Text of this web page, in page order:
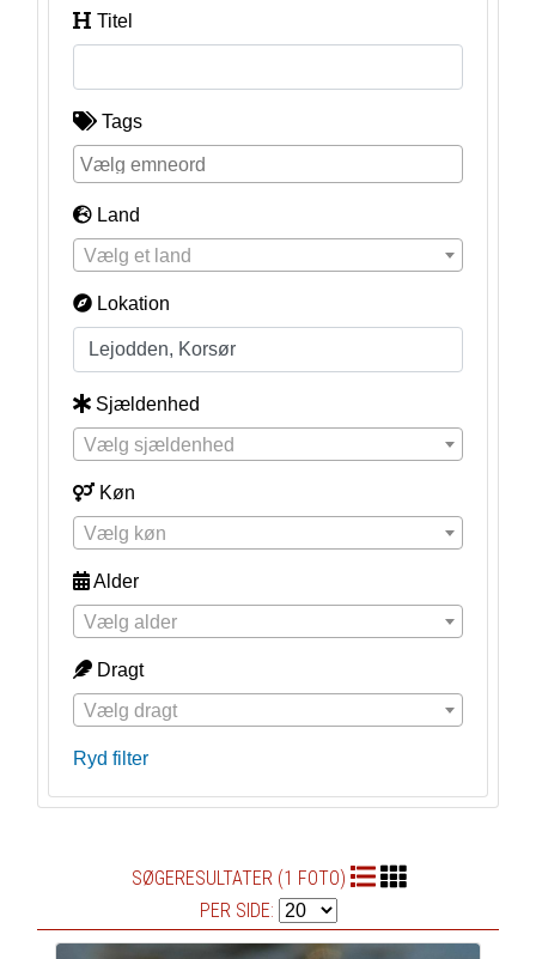
Titel
Tags
Land
Vælg et land
Lokation
Sjældenhed
Vælg sjældenhed
Køn
Vælg køn
Alder
Vælg alder
Dragt
Vælg dragt
Ryd filter
SØGERESULTATER (1 FOTO)
PER SIDE: